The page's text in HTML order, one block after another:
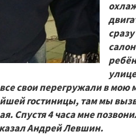
свои перегружали в мою
гостиницы, там мы
Спустя 4 часа мне
Андрей Левшин.